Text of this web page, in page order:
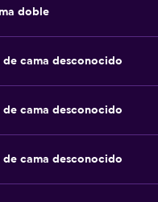
doble
cama desconocido
cama desconocido
cama desconocido